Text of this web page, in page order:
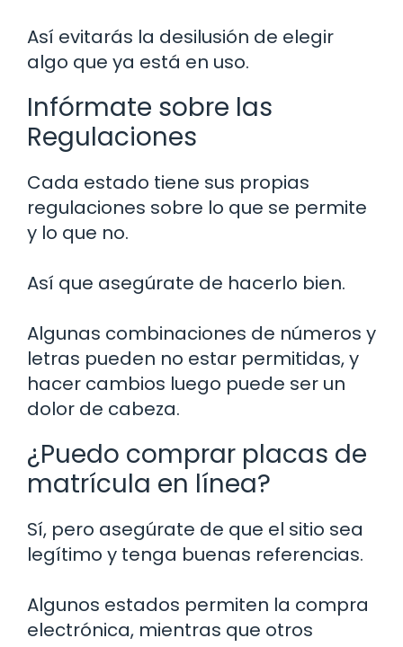
Así evitarás la desilusión de elegir
algo que ya está en uso.
Infórmate sobre las
Regulaciones
Cada estado tiene sus propias
regulaciones sobre lo que se permite
y lo que no.
Así que asegúrate de hacerlo bien.
Algunas combinaciones de números y
letras pueden no estar permitidas, y
hacer cambios luego puede ser un
dolor de cabeza.
¿Puedo comprar placas de
matrícula en línea?
Sí, pero asegúrate de que el sitio sea
legítimo y tenga buenas referencias.
Algunos estados permiten la compra
electrónica, mientras que otros